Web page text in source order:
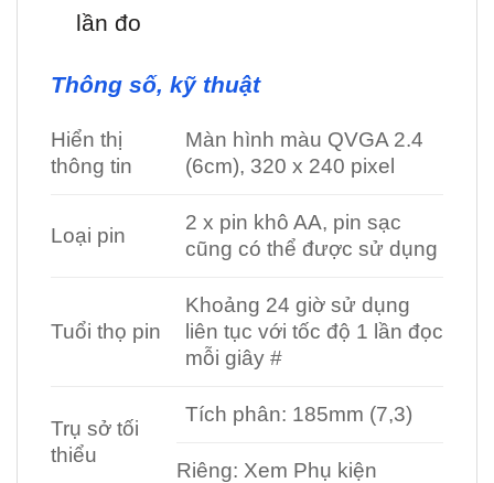
lần đo
Thông số, kỹ thuật
Hiển thị
thông tin
Màn hình màu QVGA 2.4
(6cm), 320 x 240 pixel
Loại pin
2 x pin khô AA, pin sạc
cũng có thể được sử dụng
Tuổi thọ pin
Khoảng 24 giờ sử dụng
liên tục với tốc độ 1 lần đọc
mỗi giây #
Trụ sở tối
thiểu
Tích phân: 185mm (7,3)
Riêng: Xem Phụ kiện